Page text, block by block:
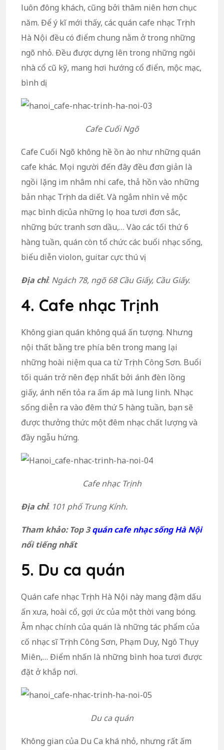
luôn đông khách, cũng bởi thâm niên hơn chục
năm. Để ý kĩ mới thấy, các quán cafe nhạc Trịnh
Hà Nội đều có điểm chung nằm ở trong những
ngõ nhỏ. Đều được dựng lên trong những ngôi
nhà cổ cũ kỹ, mang hơi hướng cổ điển, mộc mạc,
bình dị.
Cafe Cuối Ngõ
Cafe Cuối Ngõ không hề ồn ào như những quán
cafe khác. Mọi người đến đây đều đơn giản là
ngồi lặng im nhâm nhi cafe, thả hồn vào những
bản nhạc Trịnh da diết. Và ngắm nhìn vẻ mộc
mạc bình dị của những lọ hoa tươi đơn sắc,
những bức tranh sơn dầu,… Vào các tối thứ 6
hàng tuần, quán còn tổ chức các buổi nhạc sống,
biểu diễn violon, guitar cực thú vị.
Địa chỉ: Ngách 78, ngõ 68 Cầu Giấy, Cầu Giấy.
4. Cafe nhạc Trịnh
Không gian quán không quá ấn tượng. Nhưng
nội thất bằng tre phía bên trong mang lại
những hoài niệm qua ca từ Trịnh Công Sơn. Buổi
tối quán trở nên đẹp nhất bởi ánh đèn lồng
giấy, ánh nến tỏa ra ấm áp mà lung linh. Nhạc
sống diễn ra vào đêm thứ 5 hàng tuần, bạn sẽ
được thưởng thức một đêm nhạc chất lượng và
đầy ngẫu hứng.
Cafe nhạc Trịnh
Địa chỉ: 101 phố Trung Kính.
Tham khảo: Top 3quán cafe nhạc sống Hà Nội
nổi tiếng nhất
5. Du ca quán
Quán cafe nhạc Trịnh Hà Nội này mang đậm dấu
ấn xưa, hoài cổ, gợi ức của một thời vang bóng.
Âm nhạc chính của quán là những tác phẩm của
cố nhạc sĩ Trịnh Công Sơn, Phạm Duy, Ngô Thụy
Miên,… Điểm nhấn là những bình hoa tươi được
đặt ở khắp nơi.
Du ca quán
Không gian của Du Ca khá nhỏ, nhưng rất ấm